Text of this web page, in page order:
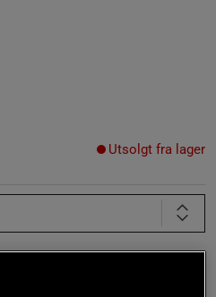
Utsolgt fra lager